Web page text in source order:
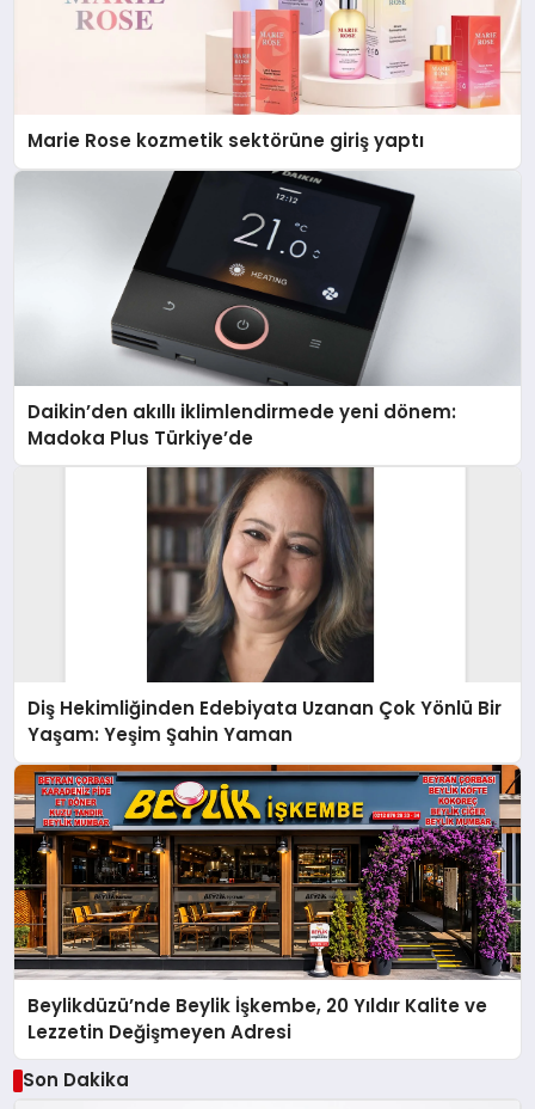
Marie Rose kozmetik sektörüne giriş yaptı
Daikin’den akıllı iklimlendirmede yeni dönem:
Madoka Plus Türkiye’de
Diş Hekimliğinden Edebiyata Uzanan Çok Yönlü Bir
Yaşam: Yeşim Şahin Yaman
Beylikdüzü’nde Beylik İşkembe, 20 Yıldır Kalite ve
Lezzetin Değişmeyen Adresi
Son Dakika